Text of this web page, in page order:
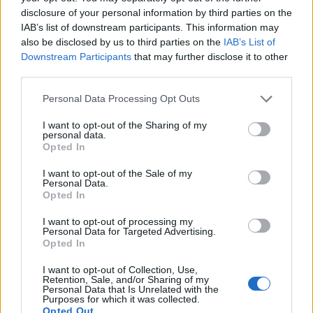
disclosure of your personal information by third parties on the
IAB’s list of downstream participants. This information may
also be disclosed by us to third parties on the IAB’s List of
Downstream Participants that may further disclose it to other
Personal Data Processing Opt Outs
I want to opt-out of the Sharing of my
personal data.
Opted In
I want to opt-out of the Sale of my
Personal Data.
Opted In
I want to opt-out of processing my
Personal Data for Targeted Advertising.
Opted In
I want to opt-out of Collection, Use,
Retention, Sale, and/or Sharing of my
Personal Data that Is Unrelated with the
Purposes for which it was collected.
Opted Out
πραγματικοί τρανς και οι γνήσια ευάλωτοι
αξίζουν καλύτερα. Να υπάρχουν χώροι που
σέβονται τα ανθρώπινα δικαιώματα και την
αξιοπρέπειά τους. Οι τρανς γυναίκες βρίσκονται
και οι τρανς άνδρες σε ανδρικό περιβάλλον. Το
ίδιο ισχύει και για τους γκέι, τους πιο
μικροκαμωμένους και τους νέους σε ανδρικές
ηπιότερες γυναικείες φυλακές. Αλλά γιατί
πρέπει πάντα οι γυναίκες τελικά να λειτουργούν
ως ασφαλιστική δικλίδα και ως προστατευτική
ασπίδα; Αναρωτιέμαι. Δεδομένου ότι το
ποσοστό τρανς σε φυλακές της Αγγλίας και της
Ουαλλίας κάθε χρόνο αυξάνεται, 230 άτομα το
2022 από 197 το 2021, είναι ένα ζήτημα που